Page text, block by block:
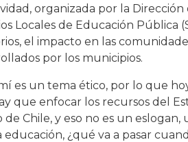
organizada por la
Locales de Educación Pública
el impacto en las
por los municipios.
es un tema ético, por lo que
que enfocar los recursos del
Chile, y eso no es un
educación, ¿qué va a pasar